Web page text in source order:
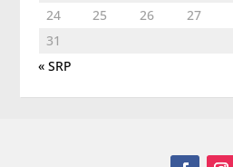
24
25 26 27
31
« SRP